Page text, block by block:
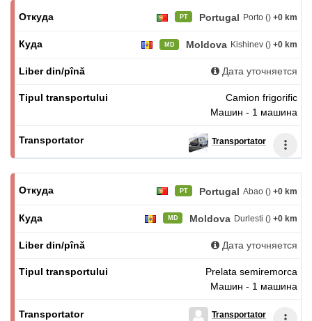
PT Portugal Porto () +0 km
MD Moldova Kishinev () +0 km
Дата уточняется
Camion frigorific
Машин - 1 машина
Transportator
PT Portugal Abao () +0 km
MD Moldova Durlesti () +0 km
Дата уточняется
Prelata semiremorca
Машин - 1 машина
Transportator